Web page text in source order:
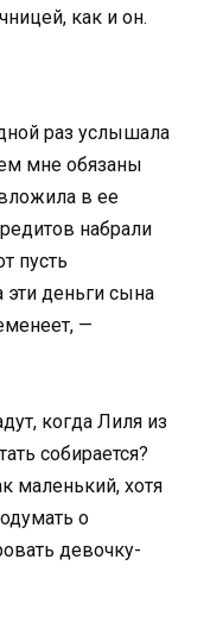
как и он.
раз услышала
мне обязаны
в ее
набрали
пусть
деньги сына
—
когда Лиля из
собирается?
маленький, хотя
о
девочку-